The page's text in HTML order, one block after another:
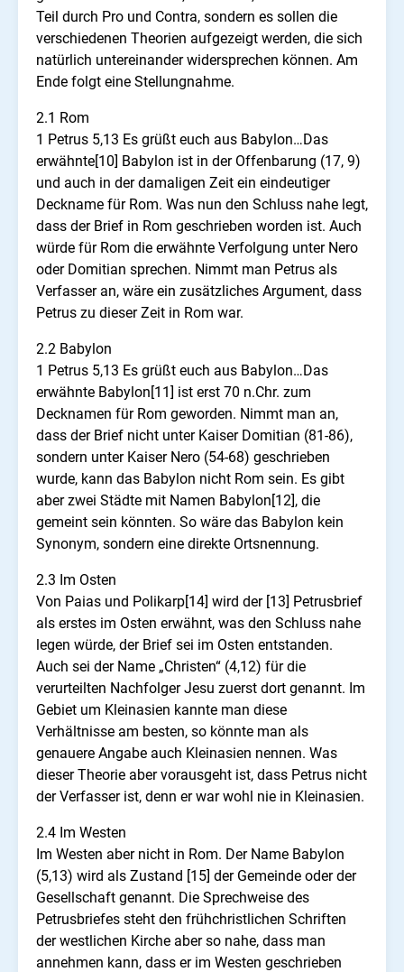
Teil durch Pro und Contra, sondern es sollen die
verschiedenen Theorien aufgezeigt werden, die sich
natürlich untereinander widersprechen können. Am
Ende folgt eine Stellungnahme.
2.1 Rom
1 Petrus 5,13 Es grüßt euch aus Babylon…Das
erwähnte[10] Babylon ist in der Offenbarung (17, 9)
und auch in der damaligen Zeit ein eindeutiger
Deckname für Rom. Was nun den Schluss nahe legt,
dass der Brief in Rom geschrieben worden ist. Auch
würde für Rom die erwähnte Verfolgung unter Nero
oder Domitian sprechen. Nimmt man Petrus als
Verfasser an, wäre ein zusätzliches Argument, dass
Petrus zu dieser Zeit in Rom war.
2.2 Babylon
1 Petrus 5,13 Es grüßt euch aus Babylon…Das
erwähnte Babylon[11] ist erst 70 n.Chr. zum
Decknamen für Rom geworden. Nimmt man an,
dass der Brief nicht unter Kaiser Domitian (81-86),
sondern unter Kaiser Nero (54-68) geschrieben
wurde, kann das Babylon nicht Rom sein. Es gibt
aber zwei Städte mit Namen Babylon[12], die
gemeint sein könnten. So wäre das Babylon kein
Synonym, sondern eine direkte Ortsnennung.
2.3 Im Osten
Von Paias und Polikarp[14] wird der [13] Petrusbrief
als erstes im Osten erwähnt, was den Schluss nahe
legen würde, der Brief sei im Osten entstanden.
Auch sei der Name „Christen“ (4,12) für die
verurteilten Nachfolger Jesu zuerst dort genannt. Im
Gebiet um Kleinasien kannte man diese
Verhältnisse am besten, so könnte man als
genauere Angabe auch Kleinasien nennen. Was
dieser Theorie aber vorausgeht ist, dass Petrus nicht
der Verfasser ist, denn er war wohl nie in Kleinasien.
2.4 Im Westen
Im Westen aber nicht in Rom. Der Name Babylon
(5,13) wird als Zustand [15] der Gemeinde oder der
Gesellschaft genannt. Die Sprechweise des
Petrusbriefes steht den frühchristlichen Schriften
der westlichen Kirche aber so nahe, dass man
annehmen kann, dass er im Westen geschrieben